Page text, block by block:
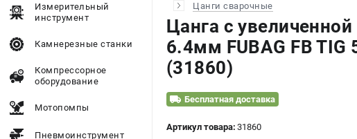
Измерительный
инструмент
Камнерезные станки
Компрессорное
оборудование
Мотопомпы
Пневмоинструмент
Цанги сварочные
Цанга c увеличенной
6.4мм FUBAG FB TIG
(31860)
Бесплатная доставка
Артикул товара: 31860